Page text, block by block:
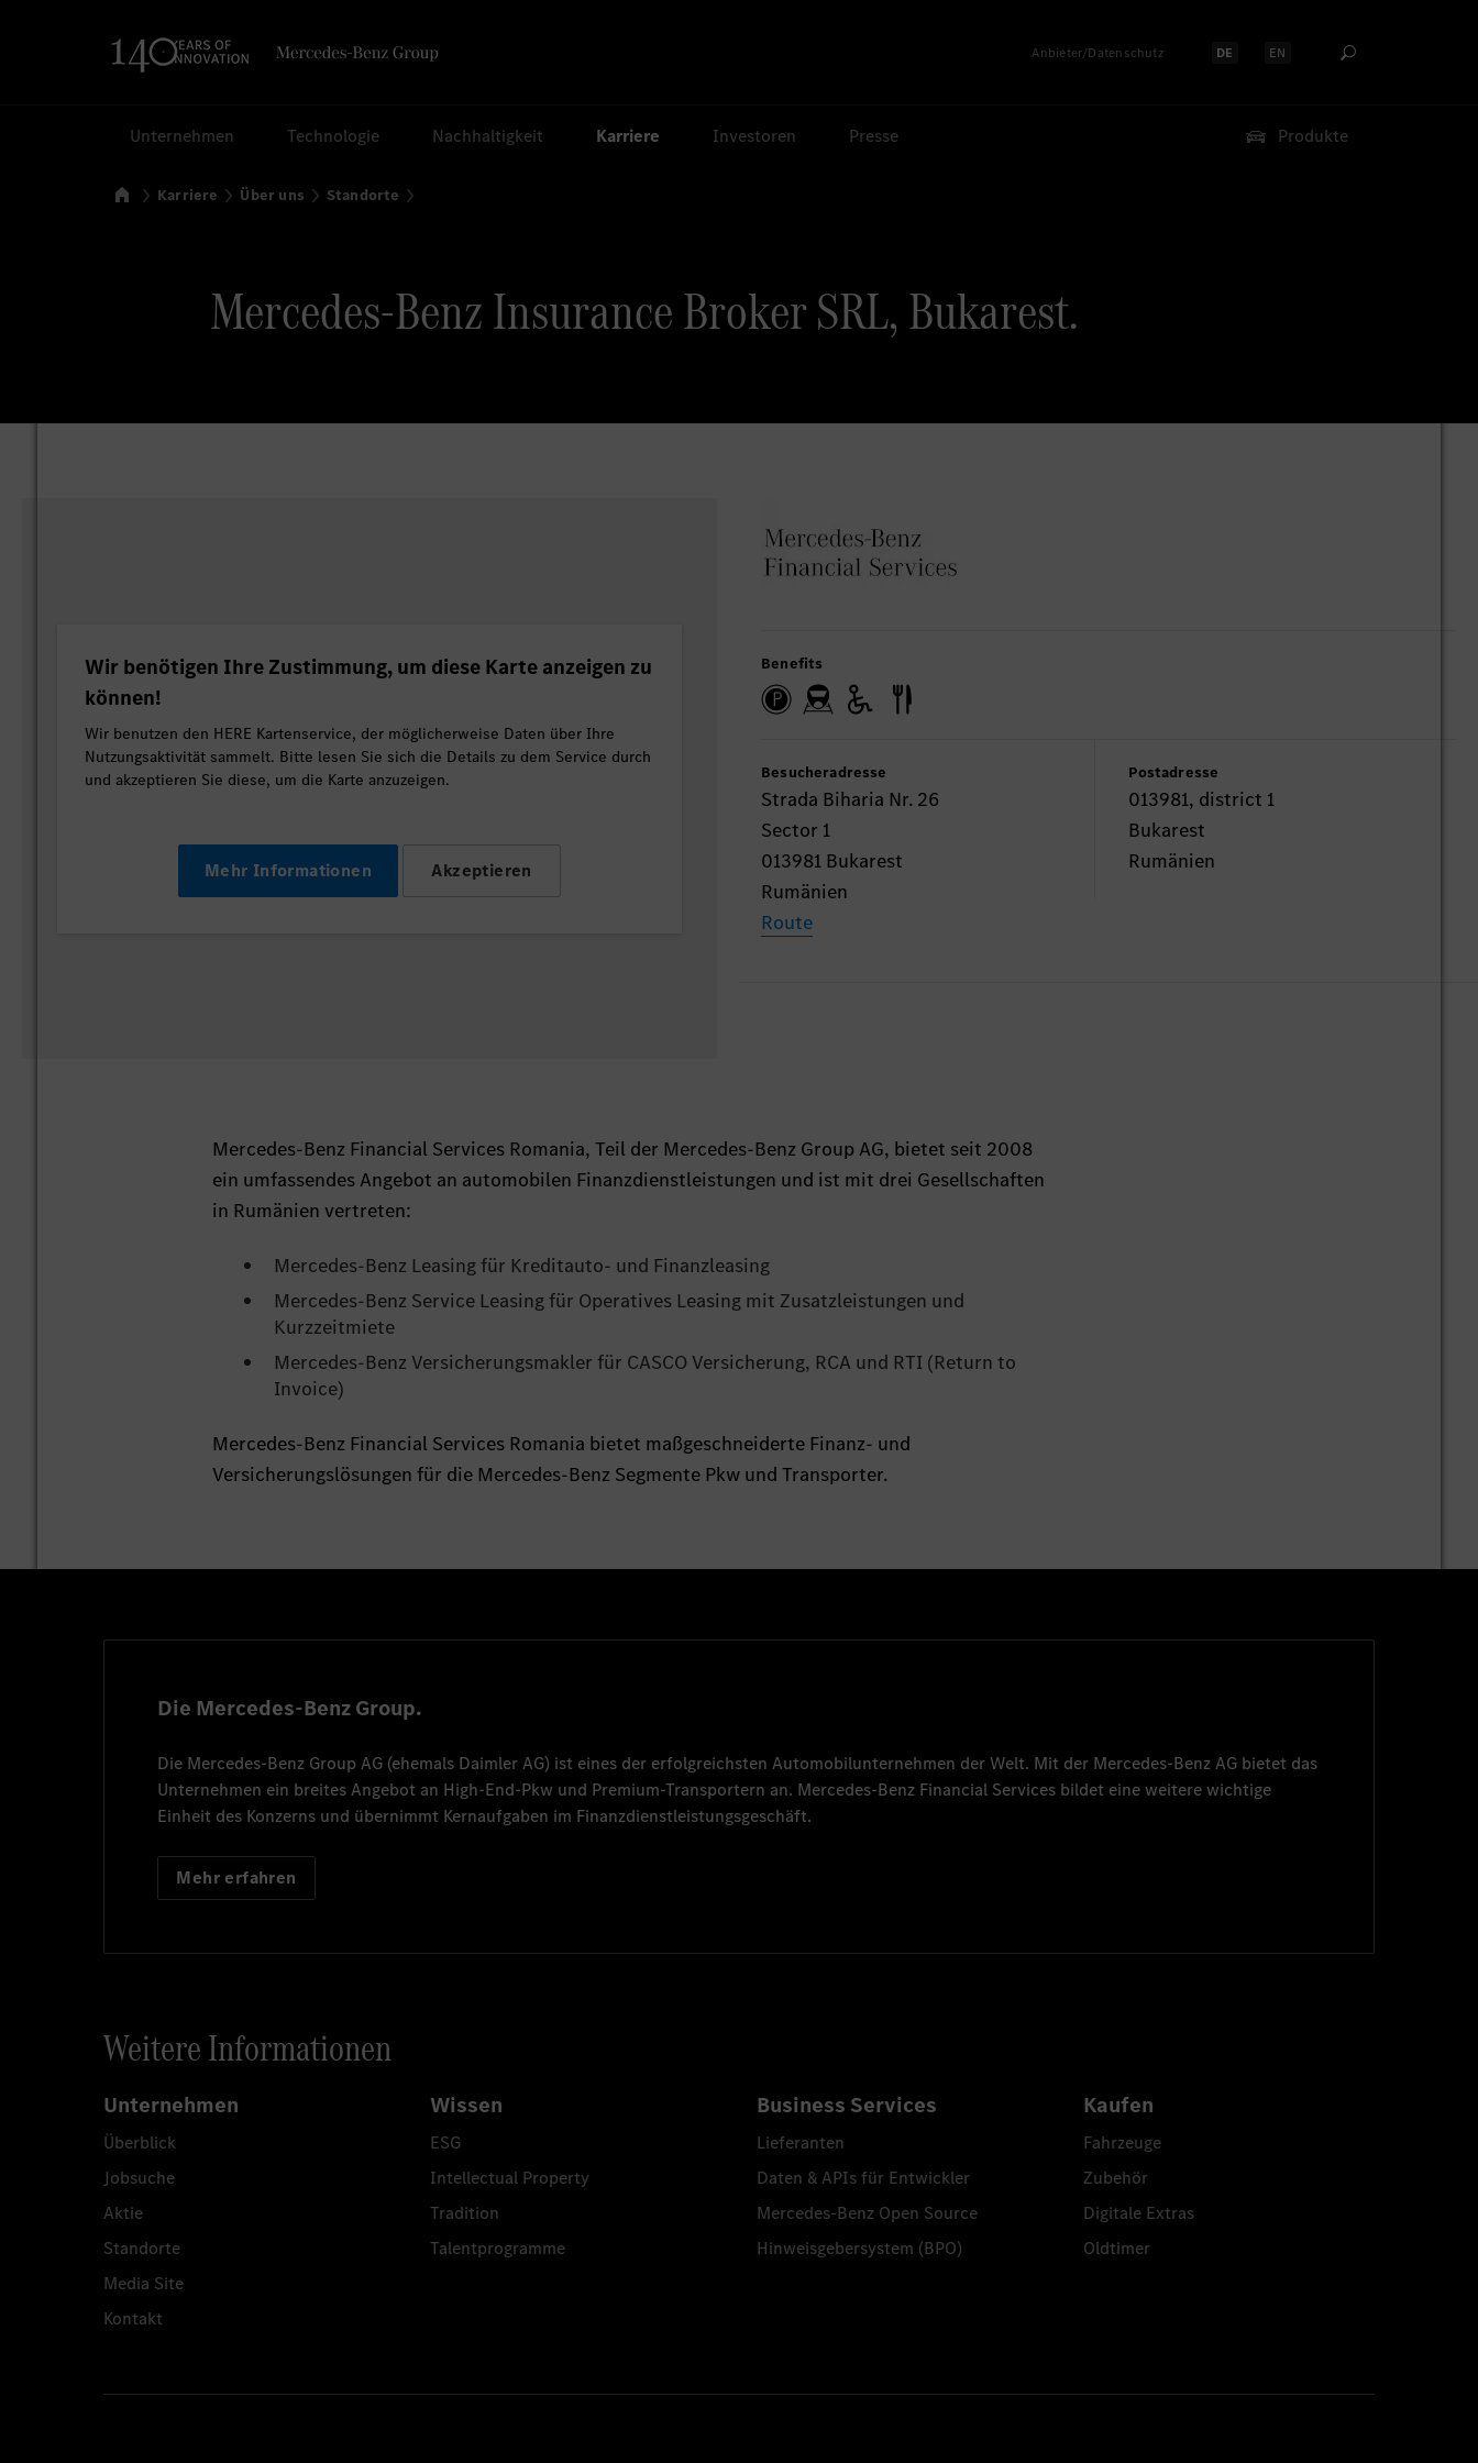
Anbieter/Datenschutz Sprache auswählen:
DE Sprache auswählen:
EN
Unternehmen Technologie Nachhaltigkeit Karriere Investoren Presse Produkte
Startseite
Karriere Über uns Standorte
Mercedes-Benz Insurance Broker SRL, Bukarest.
Wir benötigen Ihre Zustimmung, um diese Karte anzeigen zu
können!
Wir benutzen den HERE Kartenservice, der möglicherweise Daten über Ihre
Nutzungsaktivität sammelt. Bitte lesen Sie sich die Details zu dem Service durch
und akzeptieren Sie diese, um die Karte anzuzeigen.
Mehr Informationen Akzeptieren
Benefits
Besucheradresse
Strada Biharia Nr. 26
Sector 1
013981 Bukarest
Rumänien
Route
Postadresse
013981, district 1
Bukarest
Rumänien
Mercedes-Benz Financial Services Romania, Teil der Mercedes-Benz Group AG, bietet seit 2008
ein umfassendes Angebot an automobilen Finanzdienstleistungen und ist mit drei Gesellschaften
in Rumänien vertreten:
Mercedes-Benz Leasing für Kreditauto- und Finanzleasing
Mercedes-Benz Service Leasing für Operatives Leasing mit Zusatzleistungen und
Kurzzeitmiete
Mercedes-Benz Versicherungsmakler für CASCO Versicherung, RCA und RTI (Return to
Invoice)
Mercedes-Benz Financial Services Romania bietet maßgeschneiderte Finanz- und
Versicherungslösungen für die Mercedes-Benz Segmente Pkw und Transporter.
Die Mercedes-Benz Group.
Die Mercedes-Benz Group AG (ehemals Daimler AG) ist eines der erfolgreichsten Automobilunternehmen der Welt. Mit der Mercedes-Benz AG bietet das
Unternehmen ein breites Angebot an High-End-Pkw und Premium-Transportern an. Mercedes-Benz Financial Services bildet eine weitere wichtige
Einheit des Konzerns und übernimmt Kernaufgaben im Finanzdienstleistungsgeschäft.
Mehr erfahren
Weitere Informationen
Unternehmen
Überblick
Jobsuche
Aktie
Standorte
Media Site
Kontakt
Wissen
ESG
Intellectual Property
Tradition
Talentprogramme
Business Services
Lieferanten
Daten & APIs für Entwickler
Mercedes-Benz Open Source
Hinweisgebersystem (BPO)
Kaufen
Fahrzeuge
Zubehör
Digitale Extras
Oldtimer